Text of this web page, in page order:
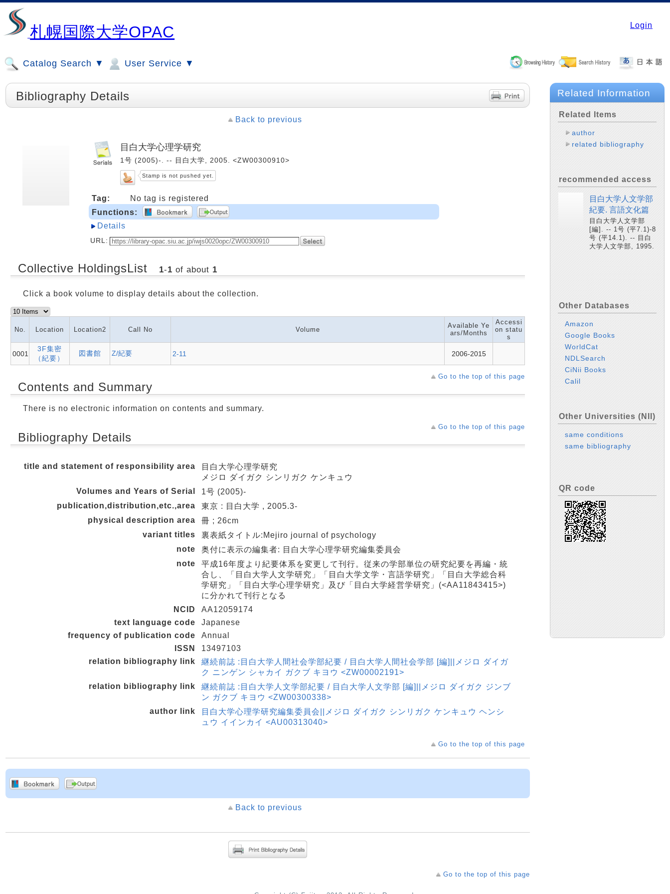
札幌国際大学OPAC Login
Catalog Search ▼ User Service ▼
Bibliography Details
Back to previous
目白大学心理学研究
1号 (2005)-. -- 目白大学, 2005. <ZW00300910>
Stamp is not pushed yet.
Tag:
No tag is registered
Functions:
Details
URL:
Collective HoldingsList 1-1 of about 1
Click a book volume to display details about the collection.
No. Location Location2 Call No Volume
Available Ye
ars/Months
Accessi
on statu
s
0001
3F集密
（紀要）
図書館 Z/紀要 2-11 2006-2015
Go to the top of this page
Contents and Summary
There is no electronic information on contents and summary.
Go to the top of this page
Bibliography Details
title and statement of responsibility area
目白大学心理学研究
メジロ ダイガク シンリガク ケンキュウ
Volumes and Years of Serial
1号 (2005)-
publication,distribution,etc.,area
東京 : 目白大学 , 2005.3-
physical description area
冊 ; 26cm
variant titles
裏表紙タイトル:Mejiro journal of psychology
note
奥付に表示の編集者: 目白大学心理学研究編集委員会
note
平成16年度より紀要体系を変更して刊行。従来の学部単位の研究紀要を再編・統
合し、「目白大学人文学研究」「目白大学文学・言語学研究」「目白大学総合科
学研究」「目白大学心理学研究」及び「目白大学経営学研究」(<AA11843415>)
に分かれて刊行となる
NCID
AA12059174
text language code
Japanese
frequency of publication code
Annual
ISSN
13497103
relation bibliography link
継続前誌 :目白大学人間社会学部紀要 / 目白大学人間社会学部 [編]||メジロ ダイガ
ク ニンゲン シャカイ ガクブ キヨウ <ZW00002191>
relation bibliography link
継続前誌 :目白大学人文学部紀要 / 目白大学人文学部 [編]||メジロ ダイガク ジンブ
ン ガクブ キヨウ <ZW00300338>
author link
目白大学心理学研究編集委員会||メジロ ダイガク シンリガク ケンキュウ ヘンシ
ュウ イインカイ <AU00313040>
Go to the top of this page
Back to previous
Go to the top of this page
Related Information
Related Items
author
related bibliography
recommended access
目白大学人文学部
紀要. 言語文化篇
目白大学人文学部
[編]. -- 1号 (平7.1)-8
号 (平14.1). -- 目白
大学人文学部, 1995.
Other Databases
Amazon
Google Books
WorldCat
NDLSearch
CiNii Books
Calil
Other Universities (NII)
same conditions
same bibliography
QR code